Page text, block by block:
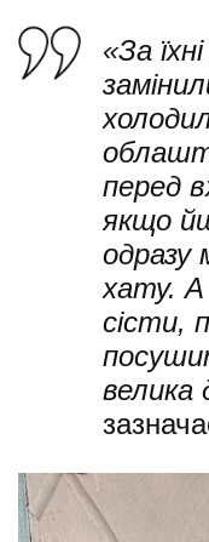
«За
перед
якщо
одразу
хату.
сісти,
велика